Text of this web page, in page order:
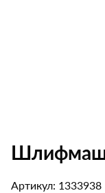
Артикул: 1333938